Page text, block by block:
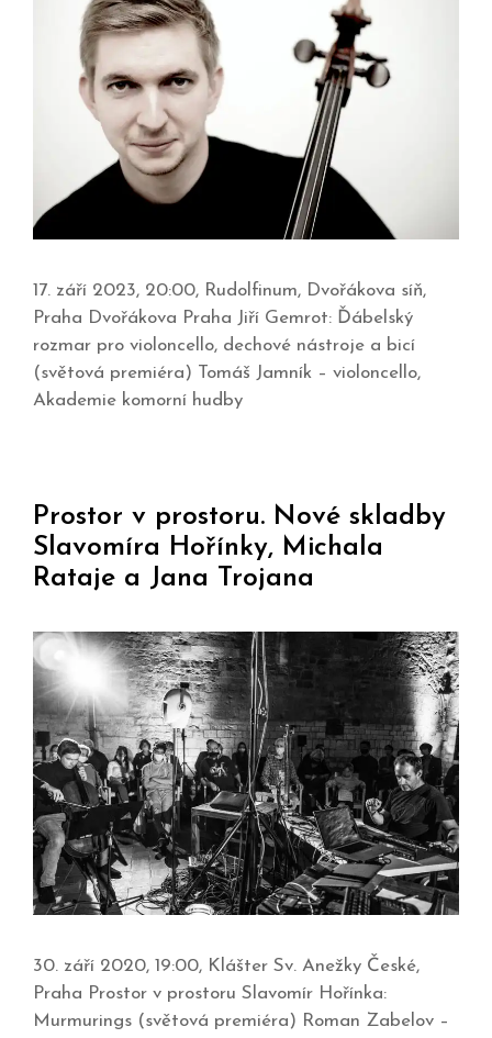
17. září 2023, 20:00, Rudolfinum, Dvořákova síň,
Praha Dvořákova Praha Jiří Gemrot: Ďábelský
rozmar pro violoncello, dechové nástroje a bicí
(světová premiéra) Tomáš Jamník – violoncello,
Akademie komorní hudby
Prostor v prostoru. Nové skladby
Slavomíra Hořínky, Michala
Rataje a Jana Trojana
30. září 2020, 19:00, Klášter Sv. Anežky České,
Praha Prostor v prostoru Slavomír Hořínka:
Murmurings (světová premiéra) Roman Zabelov –